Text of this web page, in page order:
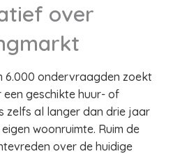
over
6.000 ondervraagden zoekt
geschikte huur- of
zelfs al langer dan drie jaar
woonruimte. Ruim de
over de huidige